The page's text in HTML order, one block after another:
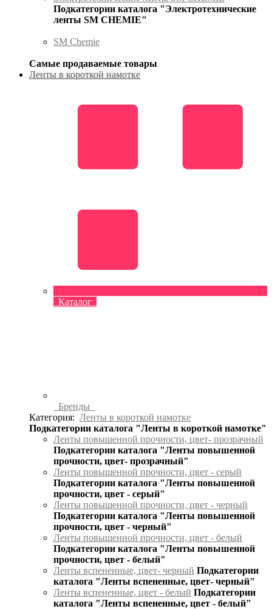
Подкатегории каталога "Электротехнические
ленты SM CHEMIE"
SM Chemie
Самые продаваемые товары
Ленты в короткой намотке
Каталог
Бренды
Категория: Ленты в короткой намотке
Подкатегории каталога "Ленты в короткой намотке"
Ленты повышенной прочности, цвет- прозрачный
Подкатегории каталога "Ленты повышенной
прочности, цвет- прозрачный"
Ленты повышенной прочности, цвет - серый
Подкатегории каталога "Ленты повышенной
прочности, цвет - серый"
Ленты повышенной прочности, цвет - черный
Подкатегории каталога "Ленты повышенной
прочности, цвет - черный"
Ленты повышенной прочности, цвет - белый
Подкатегории каталога "Ленты повышенной
прочности, цвет - белый"
Ленты вспененные, цвет- черный Подкатегории
каталога "Ленты вспененные, цвет- черный"
Ленты вспененные, цвет - белый Подкатегории
каталога "Ленты вспененные, цвет - белый"